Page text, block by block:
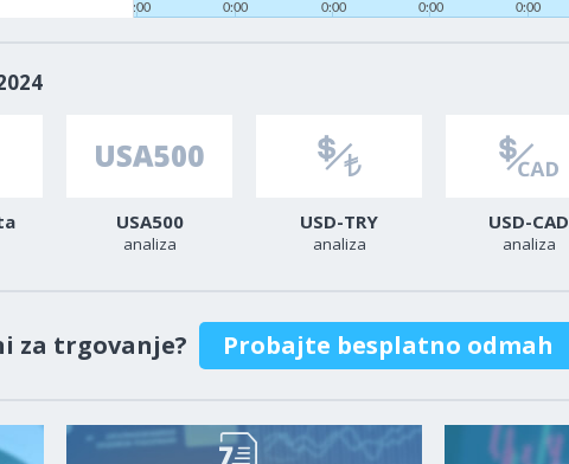
0:00
0:00
0:00
0:00
0:00
USA500
analiza
USD-TRY
analiza
USD-CAD
analiza
za trgovanje? Probajte besplatno odmah